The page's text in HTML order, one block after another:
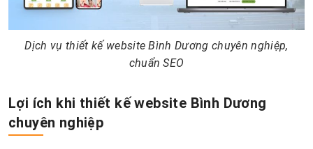
Dịch vụ thiết kế website Bình Dương chuyên nghiệp,
chuẩn SEO
Lợi ích khi thiết kế website Bình Dương
chuyên nghiệp